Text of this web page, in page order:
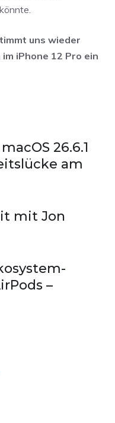
uns wieder
iPhone 12 Pro ein
26.6.1
am
mit Jon
–